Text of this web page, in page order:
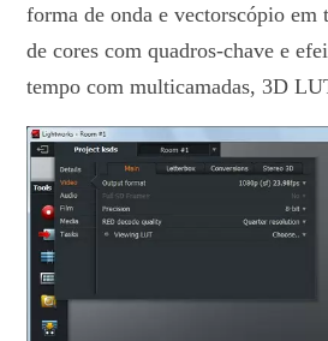
forma de onda e vectorscópio em
de cores com quadros-chave e
tempo com multicamadas, 3D